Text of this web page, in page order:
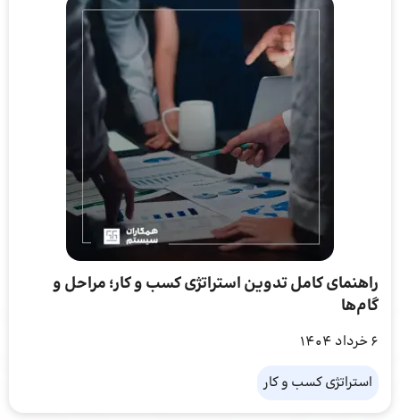
راهنمای کامل تدوین استراتژی کسب و کار؛ مراحل و
گام‌ها
6 خرداد 1404
استراتژی کسب و کار